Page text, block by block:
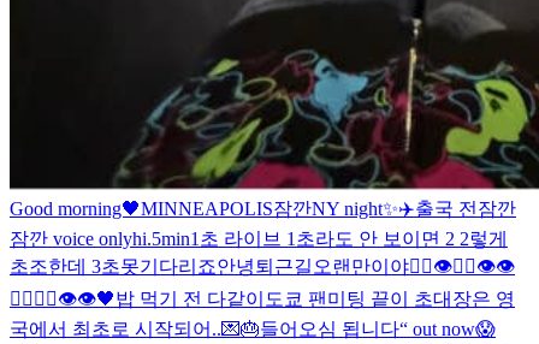
Good morning🖤MINNEAPOLIS잠깐NY night✨✈️출국 전 잠깐
잠깐 voice onlyhi.5min1초 라이브 1초라도 안 보이면 2 2렇게
초조한데 3초못기다리죠안녕퇴근길 오랜만이야🖐🏻👁🖐🏻👁👁
🖐🏻🖐🏻👁👁🖤밥 먹기 전 다같이 도쿄 팬미팅 끝이 초대장은 영
국에서 최초로 시작되어..💌🎂들어오심 됩니다“ out now😱